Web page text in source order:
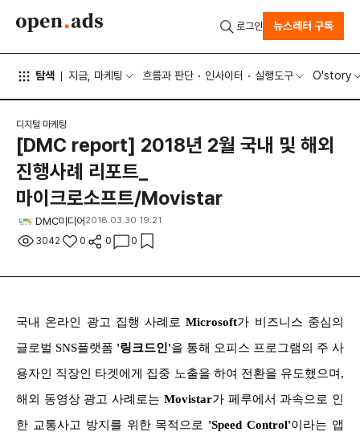
탐색 지금, 마케팅 흐름과 판단 인사이터 실행도구 O'story
로그인 뉴스레터 구독
디지털 마케팅
[DMC report] 2018년 2월 국내 및 해외
진행사례 리포트_
마이크로소프트/Movistar
DMC미디어 2018.03.30 19:21
3042 0 0 0
국내 온라인 광고 집행 사례로Microsoft가 비즈니스 중심의
글로벌 SNS플랫폼 '링크드인'을 통해 오피스 프로그램의 주 사
용자인 직장인 타겟에게 집중 노출을 하여 전환을 유도했으며,
해외 동영상 광고 사례로는 Movistar가 페루에서 과속으로 인
한 교통사고 방지를 위한 목적으로 'Speed Control'이라는 앱